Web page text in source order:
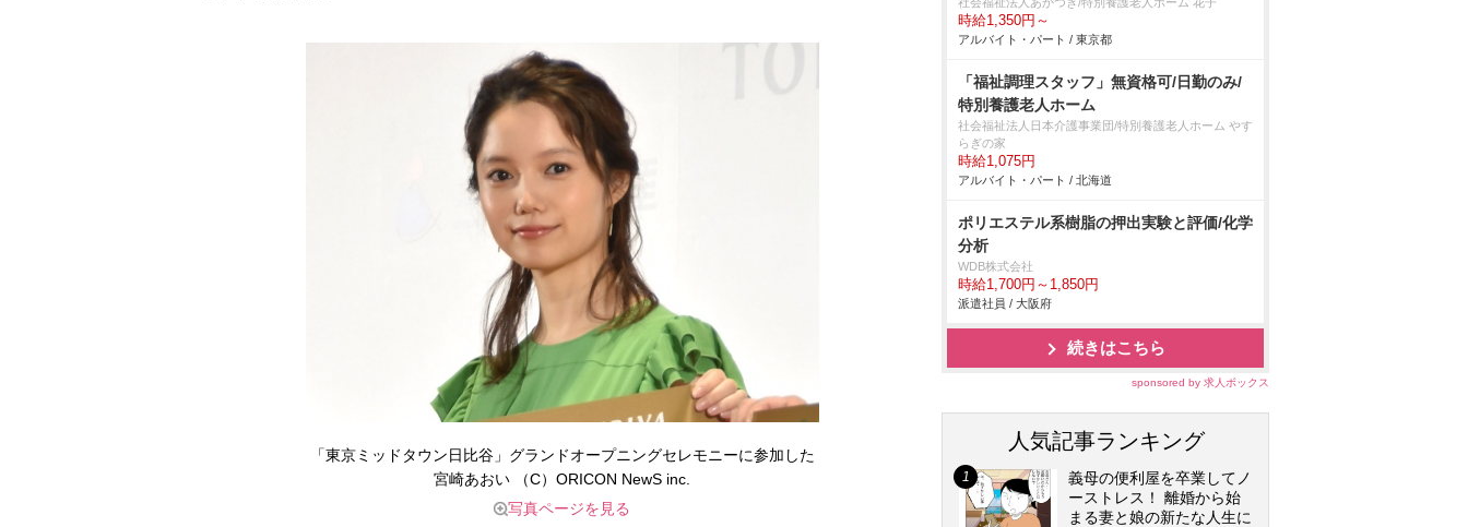
「東京ミッドタウン日比谷」グランドオープニングセレモニーに参加した
宮崎あおい （C）ORICON NewS inc.
写真ページを見る
時給1,350円～
アルバイト・パート / 東京都
「福祉調理スタッフ」無資格可/日勤のみ/
特別養護老人ホーム
社会福祉法人日本介護事業団/特別養護老人ホーム やす
らぎの家
時給1,075円
アルバイト・パート / 北海道
ポリエステル系樹脂の押出実験と評価/化学
分析
WDB株式会社
時給1,700円～1,850円
派遣社員 / 大阪府
続きはこちら
sponsored by 求人ボックス
人気記事ランキング
義母の便利屋を卒業してノ
ーストレス！ 離婚から始
まる妻と娘の新たな人生に